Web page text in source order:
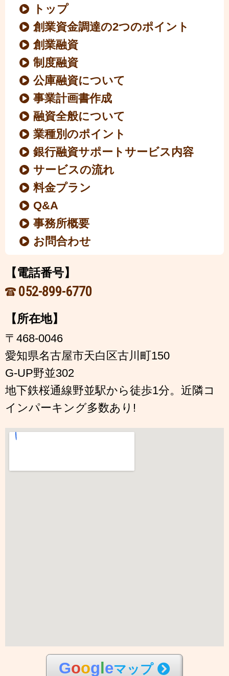
トップ
創業資金調達の2つのポイント
創業融資
制度融資
公庫融資について
事業計画書作成
融資全般について
業種別のポイント
銀行融資サポートサービス内容
サービスの流れ
料金プラン
Q&A
事務所概要
お問合わせ
【電話番号】
052-899-6770
【所在地】
〒468-0046
愛知県名古屋市天白区古川町150
G-UP野並302
地下鉄桜通線野並駅から徒歩1分。近隣コ
インパーキング多数あり!
Goog eマップ